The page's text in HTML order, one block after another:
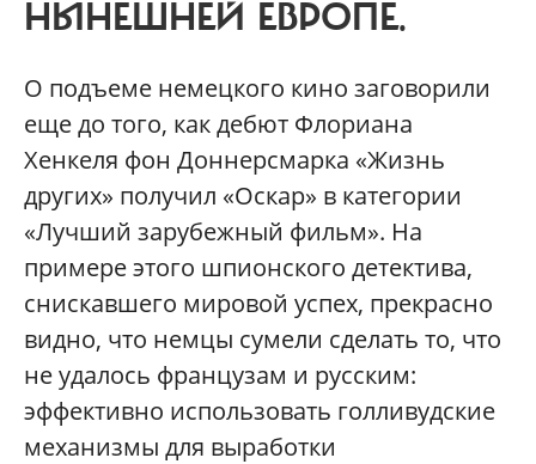
НЫНЕШНЕЙ ЕВРОПЕ.
О подъеме немецкого кино заговорили
еще до того, как дебют Флориана
Хенкеля фон Доннерсмарка «Жизнь
других» получил «Оскар» в категории
«Лучший зарубежный фильм». На
примере этого шпионского детектива,
снискавшего мировой успех, прекрасно
видно, что немцы сумели сделать то, что
не удалось французам и русским:
эффективно использовать голливудские
механизмы для выработки